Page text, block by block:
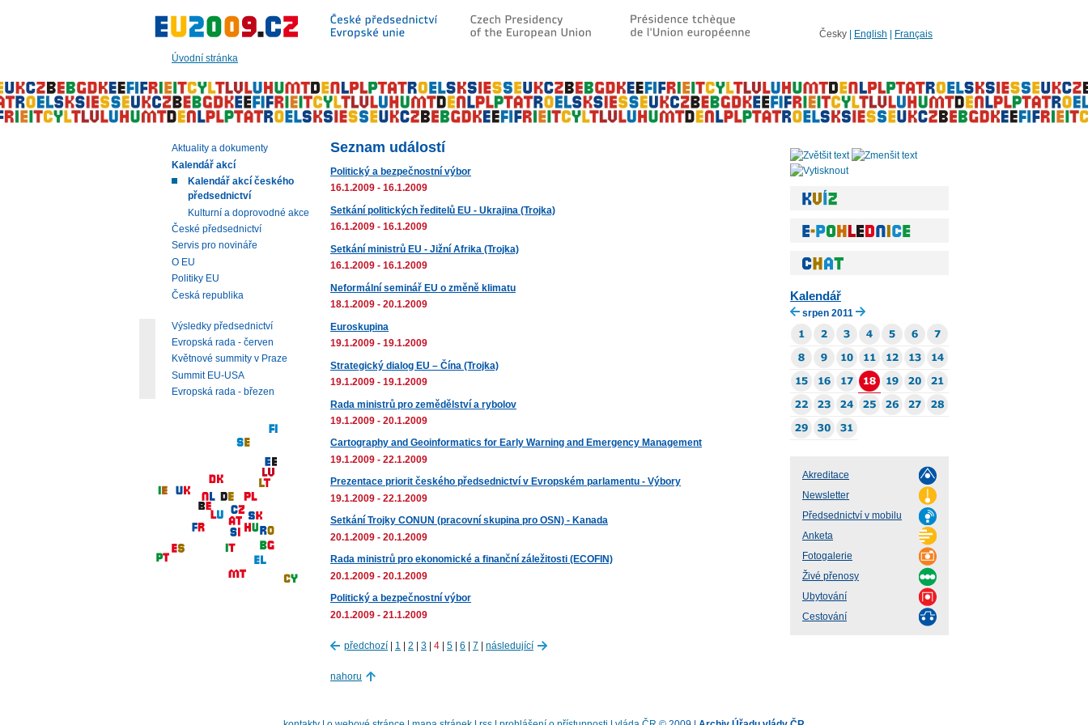
Česky English Français
Úvodní stránka
hlavní
|
navigaci
|
vyhledávání
Seznam událostí
Politický a bezpečnostní výbor
16.1.2009 - 16.1.2009
Setkání politických ředitelů EU - Ukrajina (Trojka)
16.1.2009 - 16.1.2009
Setkání ministrů EU - Jižní Afrika (Trojka)
16.1.2009 - 16.1.2009
Neformální seminář EU o změně klimatu
18.1.2009 - 20.1.2009
Euroskupina
19.1.2009 - 19.1.2009
Strategický dialog EU – Čína (Trojka)
19.1.2009 - 19.1.2009
Rada ministrů pro zemědělství a rybolov
19.1.2009 - 20.1.2009
Cartography and Geoinformatics for Early Warning and Emergency Management
19.1.2009 - 22.1.2009
Prezentace priorit českého předsednictví v Evropském parlamentu - Výbory
19.1.2009 - 22.1.2009
Setkání Trojky CONUN (pracovní skupina pro OSN) - Kanada
20.1.2009 - 20.1.2009
Rada ministrů pro ekonomické a finanční záležitosti (ECOFIN)
20.1.2009 - 20.1.2009
Politický a bezpečnostní výbor
20.1.2009 - 21.1.2009
předchozí | 1 | 2 | 3 | 4 | 5 | 6 | 7 | následující
nahoru
Kalendář
srpen 2011
Akreditace
Newsletter
Předsednictví v mobilu
Anketa
Fotogalerie
Živé přenosy
Ubytování
Cestování
Aktuality a dokumenty
Kalendář akcí
Kalendář akcí českého
předsednictví
Kulturní a doprovodné akce
České předsednictví
Servis pro novináře
O EU
Politiky EU
Česká republika
Výsledky předsednictví
Evropská rada - červen
Květnové summity v Praze
Summit EU-USA
Evropská rada - březen